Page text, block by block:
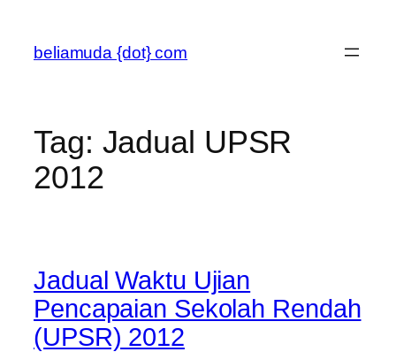
content
beliamuda {dot} com
Tag: Jadual UPSR
2012
Jadual Waktu Ujian
Pencapaian Sekolah Rendah
(UPSR) 2012